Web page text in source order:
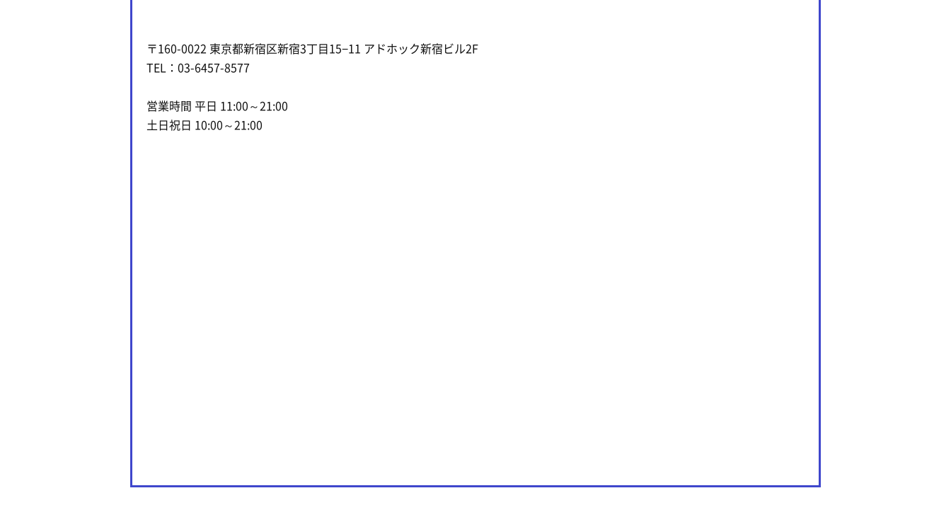
〒160-0022 東京都新宿区新宿3丁目15−11 アドホック新宿ビル2F
TEL：03-6457-8577
営業時間 平日 11:00～21:00
土日祝日 10:00～21:00